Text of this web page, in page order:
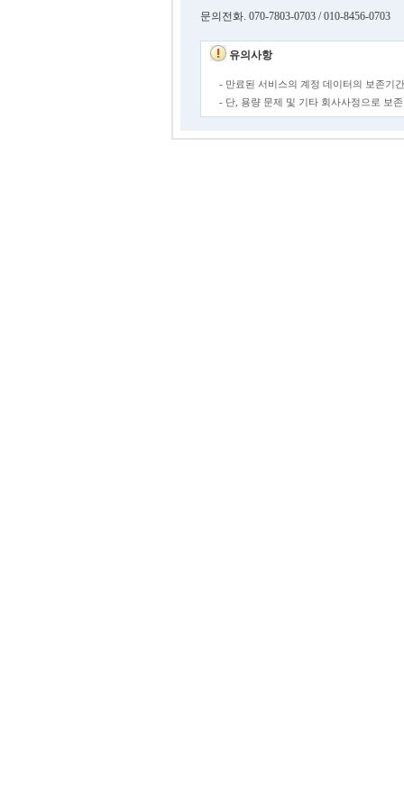
문의전화. 070-7803-0703 / 010-8456-0703
유의사항
- 만료된 서비스의 계정 데이터의 보존기
- 단, 용량 문제 및 기타 회사사정으로 보